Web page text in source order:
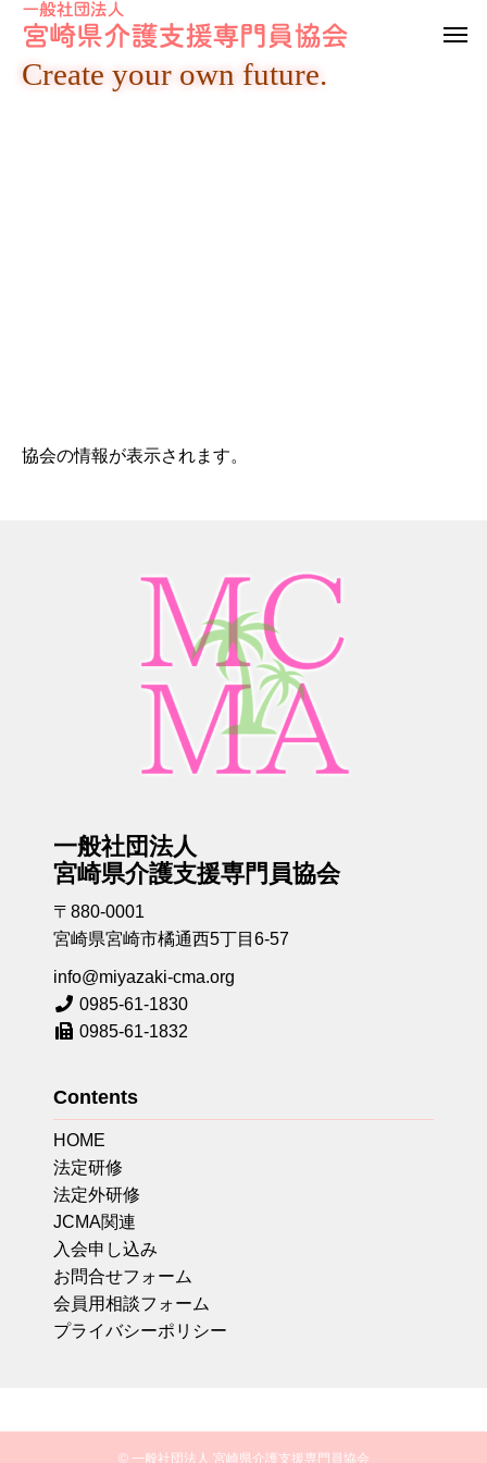
Create your own future.
協会の情報が表示されます。
一般社団法人
宮崎県介護支援専門員協会
〒880-0001
宮崎県宮崎市橘通西5丁目6-57
info@miyazaki-cma.org
0985-61-1830
0985-61-1832
Contents
HOME
法定研修
法定外研修
JCMA関連
入会申し込み
お問合せフォーム
会員用相談フォーム
プライバシーポリシー
© 一般社団法人 宮崎県介護支援専門員協会